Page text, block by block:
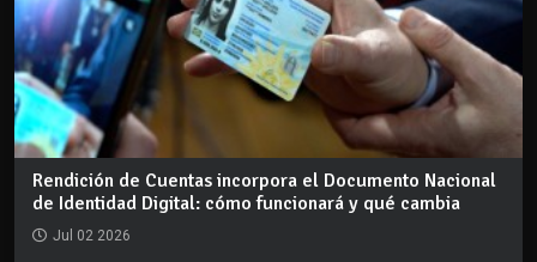
Rendición de Cuentas incorpora el Documento Nacional
de Identidad Digital: cómo funcionará y qué cambia
Jul 02 2026